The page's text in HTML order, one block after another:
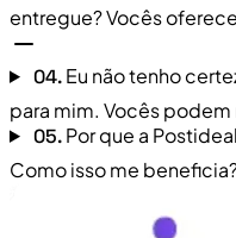
entregue? Vocês
04.Eu não tenho
para mim. Vocês podem
05.Por que a
Como isso me